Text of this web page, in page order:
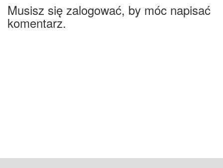
Musisz się zalogować, by móc napisać
komentarz.